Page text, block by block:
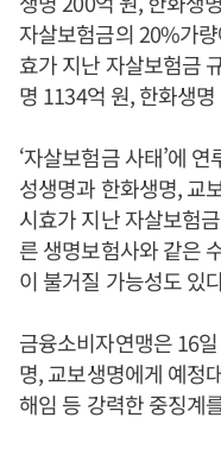
자살보험금의 20%가
효가 지난 자살보험금
명 1134억 원, 한화생
‘자살보험금 사태’에
성생명과 한화생명, 교
시효가 지난 자살보험
른 생명보험사와 같은
이 불거질 가능성도 있
금융소비자연맹은 16
명, 교보생명에게 예정
해임 등 강력한 중징계